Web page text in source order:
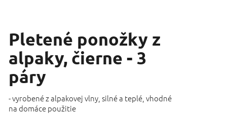
Pletené ponožky z
alpaky, čierne - 3
páry
- vyrobené z alpakovej vlny, silné a teplé, vhodné
na domáce použitie